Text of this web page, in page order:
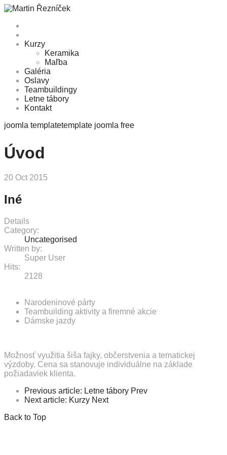
Kurzy
Keramika
Maľba
Galéria
Oslavy
Teambuildingy
Letne tábory
Kontakt
joomla templatetemplate joomla free
Úvod
20 Oct 2015
Iné
Details
Category:
Uncategorised
Written by:
Super User
Hits:
2128
Narodeninové párty
Teambuilding aktivity a firemné akcie
Dámske jazdy
Možnosť využitia šiša fajky, občerstvenia a tematickej
výzdoby. Cena sa stanovuje individuálne na základe
požiadaviek klienta.
Previous article: Letne tábory Prev
Next article: Kurzy Next
Back to Top